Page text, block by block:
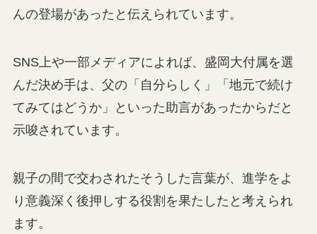
んの登場があったと伝えられています。
SNS上や一部メディアによれば、盛岡大付属を選
んだ決め手は、父の「自分らしく」「地元で続け
てみてはどうか」といった助言があったからだと
示唆されています。
親子の間で交わされたそうした言葉が、進学をよ
り意義深く後押しする役割を果たしたと考えられ
ます。